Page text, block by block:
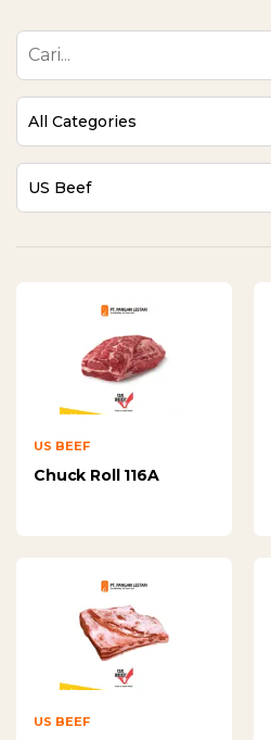
All Categories
US Beef
US BEEF
Chuck Roll 116A
US BEEF